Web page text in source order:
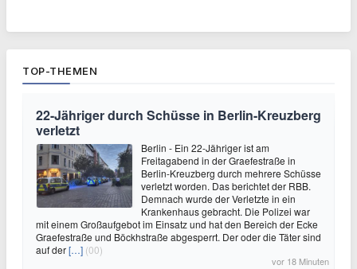
TOP-THEMEN
22-Jähriger durch Schüsse in Berlin-Kreuzberg
verletzt
Berlin - Ein 22-Jähriger ist am
Freitagabend in der Graefestraße in
Berlin-Kreuzberg durch mehrere Schüsse
verletzt worden. Das berichtet der RBB.
Demnach wurde der Verletzte in ein
Krankenhaus gebracht. Die Polizei war
mit einem Großaufgebot im Einsatz und hat den Bereich der Ecke
Graefestraße und Böckhstraße abgesperrt. Der oder die Täter sind
auf der[…] (00)
vor 18 Minuten